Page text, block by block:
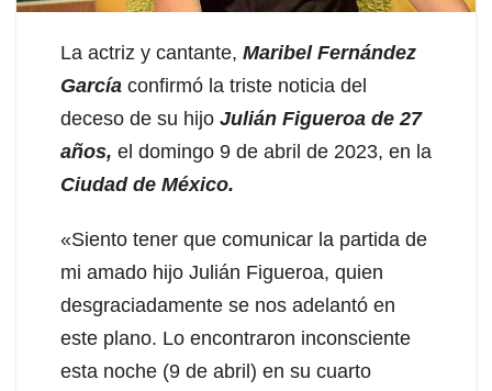
La actriz y cantante, Maribel Fernández
García confirmó la triste noticia del
deceso de su hijo Julián Figueroa de 27
años, el domingo 9 de abril de 2023, en la
Ciudad de México.
«Siento tener que comunicar la partida de
mi amado hijo Julián Figueroa, quien
desgraciadamente se nos adelantó en
este plano. Lo encontraron inconsciente
esta noche (9 de abril) en su cuarto